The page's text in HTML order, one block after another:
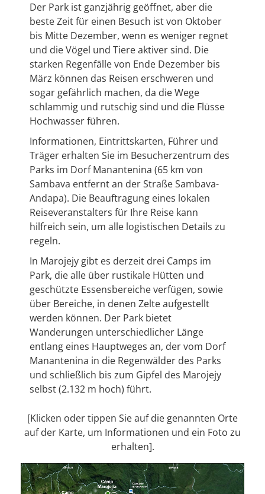
Der Park ist ganzjährig geöffnet, aber die
beste Zeit für einen Besuch ist von Oktober
bis Mitte Dezember, wenn es weniger regnet
und die Vögel und Tiere aktiver sind. Die
starken Regenfälle von Ende Dezember bis
März können das Reisen erschweren und
sogar gefährlich machen, da die Wege
schlammig und rutschig sind und die Flüsse
Hochwasser führen.
Informationen, Eintrittskarten, Führer und
Träger erhalten Sie im Besucherzentrum des
Parks im Dorf Manantenina (65 km von
Sambava entfernt an der Straße Sambava-
Andapa). Die Beauftragung eines lokalen
Reiseveranstalters für Ihre Reise kann
hilfreich sein, um alle logistischen Details zu
regeln.
In Marojejy gibt es derzeit drei Camps im
Park, die alle über rustikale Hütten und
geschützte Essensbereiche verfügen, sowie
über Bereiche, in denen Zelte aufgestellt
werden können. Der Park bietet
Wanderungen unterschiedlicher Länge
entlang eines Hauptweges an, der vom Dorf
Manantenina in die Regenwälder des Parks
und schließlich bis zum Gipfel des Marojejy
selbst (2.132 m hoch) führt.
[Klicken oder tippen Sie auf die genannten Orte
auf der Karte, um Informationen und ein Foto zu
erhalten].